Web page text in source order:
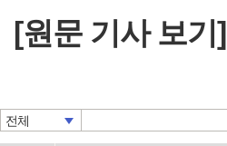
[원문 기사 보기]
전체